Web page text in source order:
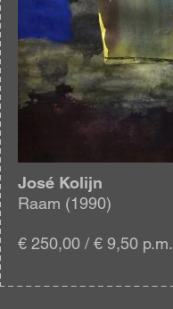
José Kolijn
Raam (1990)
€ 250,00 / € 9,50 p.m.